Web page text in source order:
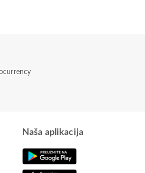
Naša aplikacija